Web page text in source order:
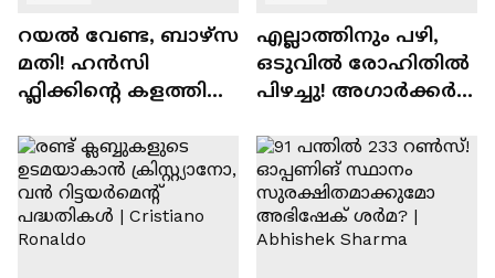
റയല്‍ വേണ്ട, ബാഴ്‌സ
മതി! ഹൻസി
ഫ്ലിക്കിന്റെ കളത്തില്‍
Rodri | Barcelona
എല്ലാത്തിനും പഴി,
ഒടുവില്‍ രോഹിതില്‍
പിഴച്ചു! അഗാര്‍ക്കർ
വിപ്ലവകാരിയോ? |
Ajit Agarkar